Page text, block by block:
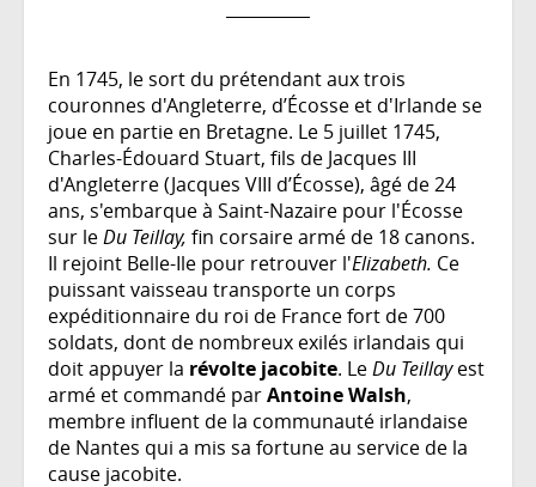
En 1745, le sort du prétendant aux trois
couronnes d'Angleterre, d’Écosse et d'Irlande se
joue en partie en Bretagne. Le 5 juillet 1745,
Charles-Édouard Stuart, fils de Jacques III
d'Angleterre (Jacques VIII d’Écosse), âgé de 24
ans, s'embarque à Saint-Nazaire pour l'Écosse
sur leDu Teillay, fin corsaire armé de 18 canons.
Il rejoint Belle-Ile pour retrouver l'Elizabeth. Ce
puissant vaisseau transporte un corps
expéditionnaire du roi de France fort de 700
soldats, dont de nombreux exilés irlandais qui
doit appuyer la révolte jacobite. LeDu Teillayest
armé et commandé parAntoine Walsh,
membre influent de la communauté irlandaise
de Nantes qui a mis sa fortune au service de la
cause jacobite.